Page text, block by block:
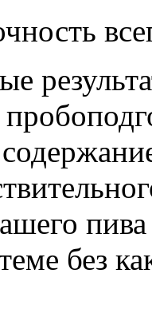
без